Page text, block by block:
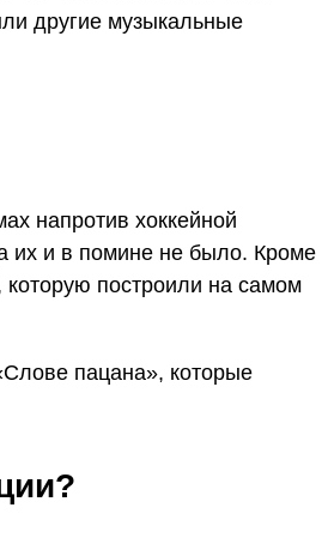
другие музыкальные
напротив хоккейной
их и в помине не было. Кроме
которую построили на самом